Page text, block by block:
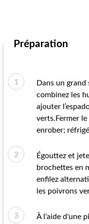
Préparation
Dans un
combinez les
ajouter
verts.Fermer
enrober;
Égouttez et
brochettes en
enfilez
les poivrons
À l'aide d'une